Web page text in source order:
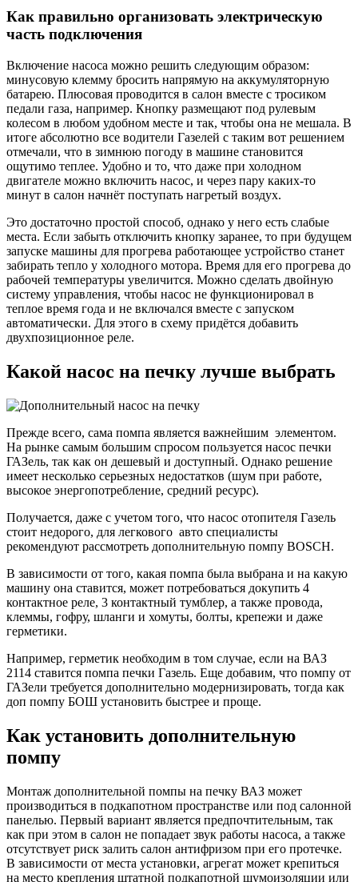
Как правильно организовать электрическую
часть подключения
Включение насоса можно решить следующим образом:
минусовую клемму бросить напрямую на аккумуляторную
батарею. Плюсовая проводится в салон вместе с тросиком
педали газа, например. Кнопку размещают под рулевым
колесом в любом удобном месте и так, чтобы она не мешала. В
итоге абсолютно все водители Газелей с таким вот решением
отмечали, что в зимнюю погоду в машине становится
ощутимо теплее. Удобно и то, что даже при холодном
двигателе можно включить насос, и через пару каких-то
минут в салон начнёт поступать нагретый воздух.
Это достаточно простой способ, однако у него есть слабые
места. Если забыть отключить кнопку заранее, то при будущем
запуске машины для прогрева работающее устройство станет
забирать тепло у холодного мотора. Время для его прогрева до
рабочей температуры увеличится. Можно сделать двойную
систему управления, чтобы насос не функционировал в
теплое время года и не включался вместе с запуском
автоматически. Для этого в схему придётся добавить
двухпозиционное реле.
Какой насос на печку лучше выбрать
Прежде всего, сама помпа является важнейшим элементом.
На рынке самым большим спросом пользуется насос печки
ГАЗель, так как он дешевый и доступный. Однако решение
имеет несколько серьезных недостатков (шум при работе,
высокое энергопотребление, средний ресурс).
Получается, даже с учетом того, что насос отопителя Газель
стоит недорого, для легкового авто специалисты
рекомендуют рассмотреть дополнительную помпу BOSCH.
В зависимости от того, какая помпа была выбрана и на какую
машину она ставится, может потребоваться докупить 4
контактное реле, 3 контактный тумблер, а также провода,
клеммы, гофру, шланги и хомуты, болты, крепежи и даже
герметики.
Например, герметик необходим в том случае, если на ВАЗ
2114 ставится помпа печки Газель. Еще добавим, что помпу от
ГАЗели требуется дополнительно модернизировать, тогда как
доп помпу БОШ установить быстрее и проще.
Как установить дополнительную
помпу
Монтаж дополнительной помпы на печку ВАЗ может
производиться в подкапотном пространстве или под салонной
панелью. Первый вариант является предпочтительным, так
как при этом в салон не попадает звук работы насоса, а также
отсутствует риск залить салон антифризом при его протечке.
В зависимости от места установки, агрегат может крепиться
на место крепления штатной подкапотной шумоизоляции или